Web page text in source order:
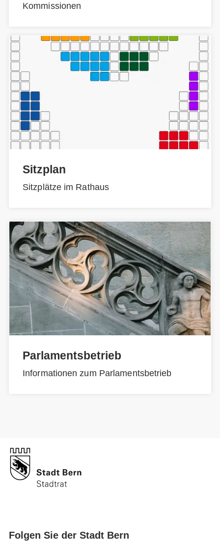
Kommissionen
Sitzplan
Sitzplätze im Rathaus
Parlamentsbetrieb
Informationen zum Parlamentsbetrieb
Folgen Sie der Stadt Bern